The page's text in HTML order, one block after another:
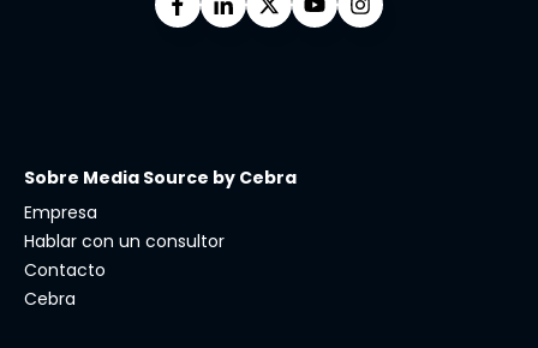
Sobre Media Source by Cebra
Empresa
Hablar con un consultor
Contacto
Cebra